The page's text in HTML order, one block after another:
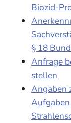
Biozid-
§ 18
Anfrage
stellen
Angaben